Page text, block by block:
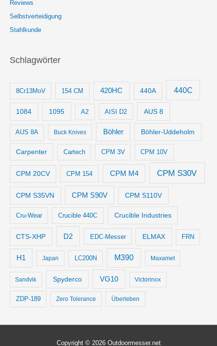
Reviews
Selbstverteidigung
Stahlkunde
Schlagwörter
8Cr13MoV 154 CM 420HC 440A 440C
1084 1095 A2 AISI D2 AUS 8
AUS 8A Buck Knives Böhler Böhler-Uddeholm
Carpenter Cartech CPM 3V CPM 10V
CPM 20CV CPM 154 CPM M4 CPM S30V
CPM S35VN CPM S90V CPM S110V
Cru-Wear Crucible 440C Crucible Industries
CTS-XHP D2 EDC-Messer ELMAX FRN
H1 Japan LC200N M390 Maxamet
Sandvik Spyderco VG10 Victorinox
ZDP-189 Zero Tolerance Überleben
Copyright © 2026 Outdoormesser.net